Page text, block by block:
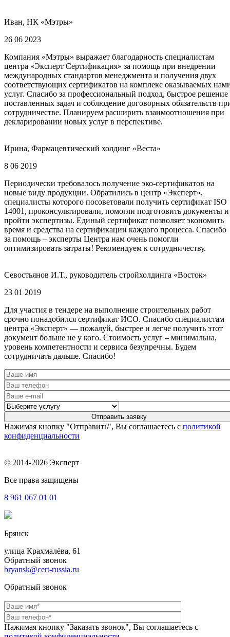
Иван, НК «Мэтры»
26 06 2023
Компания «Мэтры» выражает благодарность специалистам
центра «Эксперт Сертификация» за помощь при внедрении
международных стандартов менеджмента и получения двух
соответствующих сертификатов на комплекс оказываемых
услуг. Спасибо за профессиональный подход, быстрое решение
поставленных задач и соблюдение договорных обязательств
сотрудничестве. Планируем расширить взаимоотношения при
декларировании новых услуг в перспективе.
Ирина, Фармацевтический холдинг «Веста»
8 06 2019
Периодически требовалось получение эко-сертификатов на
новые виду продукции. Обратились в центр «Эксперт»,
специалисты которого посоветовали получить сертификат ISO
14001, проконсультировали, помогли подготовить документы и
пройти экспертизы. Единый сертификат позволяет экономить
время и средства на сертификации каждого процесса. Спасибо
за помощь – эксперты Центра нам очень помогли
оптимизировать затраты! Рекомендуем к сотрудничеству.
Севостьянов И.Т., руководитель стройхолдинга «Восток»
23 01 2019
Для участия в тендере на выполнение строительных работ
срочно понадобился сертификат ИСО. Спасибо специалистам
центра «Эксперт» — пожалуй, быстрее и легче получить этот
документ больше не у кого. Стоимость услуг – минимальна,
уровень компетентности и сервиса безупречны. Будем
сотрудничать дальше. Спасибо!
Нажимая кнопку "Отправить", Вы соглашаетесь с политикой
конфиденциальности
© 2014-2026 Эксперт
Все права защищены
8 961 067 01 01
Брянск
улица Крахмалёва, 61
Обратный звонок
bryansk@cert-russia.ru
Обратный звонок
Нажимая кнопку "Заказать звонок", Вы соглашаетесь с